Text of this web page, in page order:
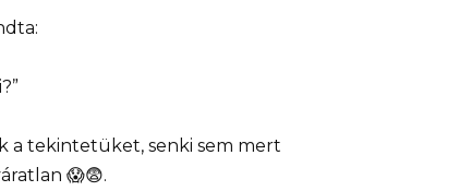
a tekintetüket, senki sem mert
😱😨.